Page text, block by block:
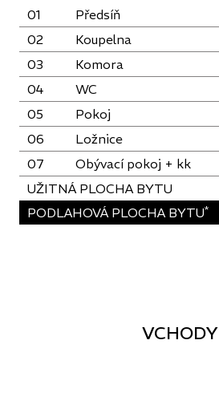
01 Předsíň
02 Koupelna
03 Komora
04 WC
05 Pokoj
06 Ložnice
07 Obývací pokoj + kk
UŽITNÁ PLOCHA BYTU
PODLAHOVÁ PLOCHA BYTU*
VCHODY